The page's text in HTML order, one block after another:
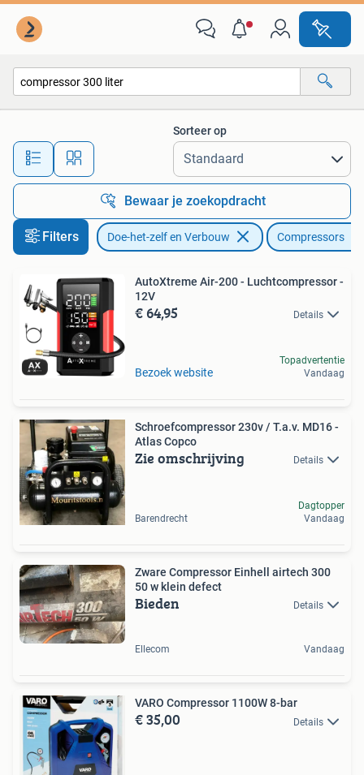
Alle afstanden…
Sorteer op
Bewaar je zoekopdracht
Filters Doe-het-zelf en Verbouw Compressors
AutoXtreme Air-200 - Luchtcompressor -
12V
€ 64,95 Details
Bezoek website
Topadvertentie
Vandaag
Schroefcompressor 230v / T.a.v. MD16 -
Atlas Copco
Zie omschrijving Details
Barendrecht
Dagtopper
Vandaag
Zware Compressor Einhell airtech 300
50 w klein defect
Bieden Details
Ellecom Vandaag
VARO Compressor 1100W 8-bar
€ 35,00 Details